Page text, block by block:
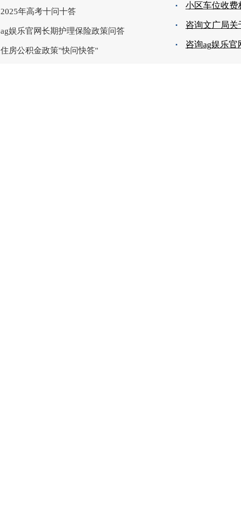
2025年高考十问十答
ag娱乐官网长期护理保险政策问答
住房公积金政策"快问快答"